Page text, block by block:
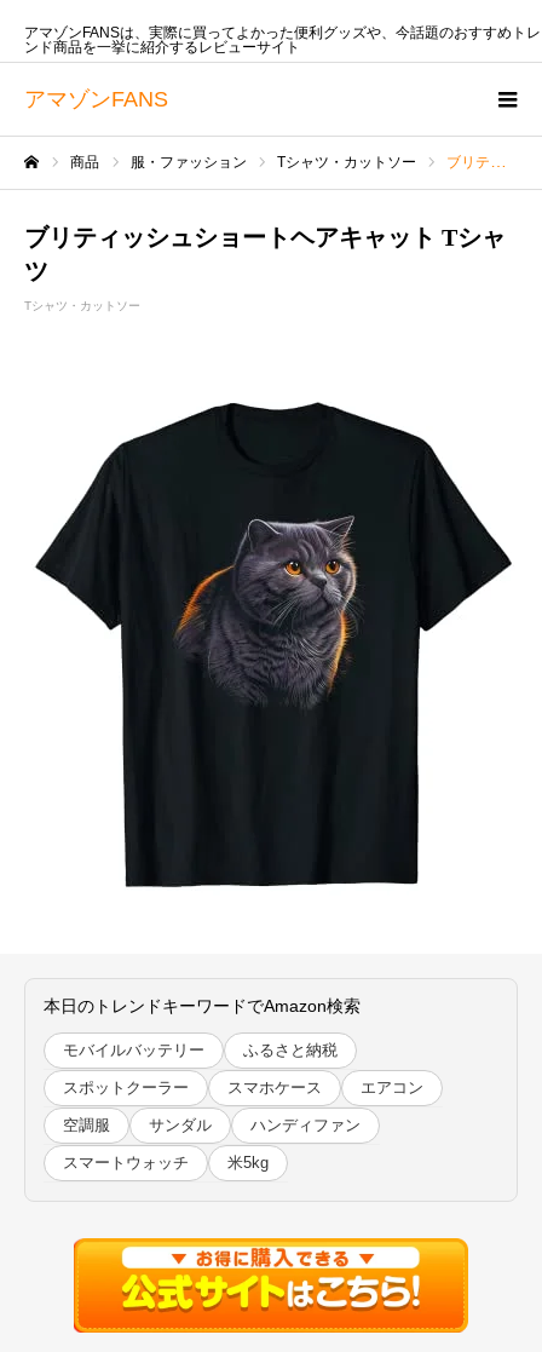
アマゾンFANS
アマゾンFANSは、実際に買ってよかった便利グッズや、今話題のおすすめトレ
ンド商品を一挙に紹介するレビューサイト
商品 服・ファッション Tシャツ・カットソー ブリティッシュショートヘアキャット Tシャツ
ブリティッシュショートヘアキャット Tシャ
ツ
Tシャツ・カットソー
本日のトレンドキーワードでAmazon検索
モバイルバッテリー ふるさと納税
スポットクーラー スマホケース エアコン
空調服 サンダル ハンディファン
スマートウォッチ 米5kg